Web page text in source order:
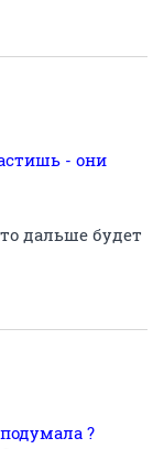
- они
дальше будет
?